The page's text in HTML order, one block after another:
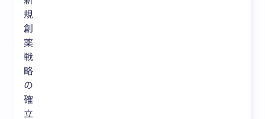
規
創
薬
戦
略
の
確
立